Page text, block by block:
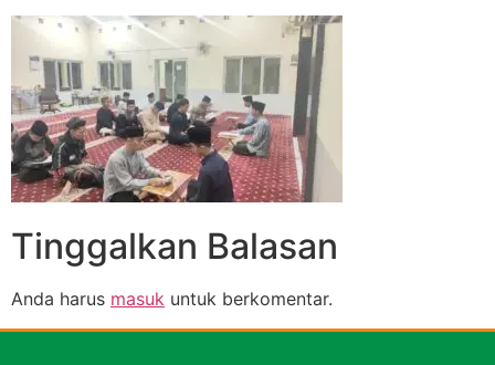
Tinggalkan Balasan
Anda harus masuk untuk berkomentar.